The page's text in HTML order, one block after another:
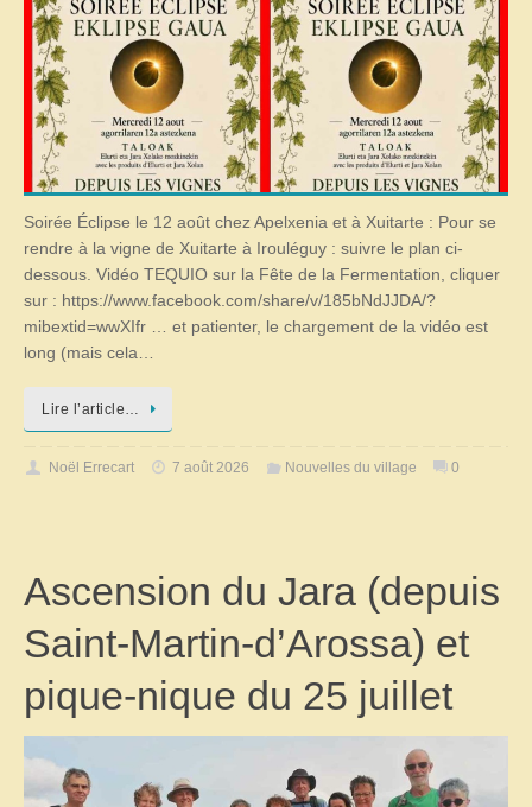
Soirée Éclipse le 12 août chez Apelxenia et à Xuitarte : Pour se
rendre à la vigne de Xuitarte à Irouléguy : suivre le plan ci-
dessous. Vidéo TEQUIO sur la Fête de la Fermentation, cliquer
sur : https://www.facebook.com/share/v/185bNdJJDA/?
mibextid=wwXIfr … et patienter, le chargement de la vidéo est
long (mais cela…
Lire l’article…
Noël Errecart 7 août 2026 Nouvelles du village 0
Ascension du Jara (depuis
Saint-Martin-d’Arossa) et
pique-nique du 25 juillet